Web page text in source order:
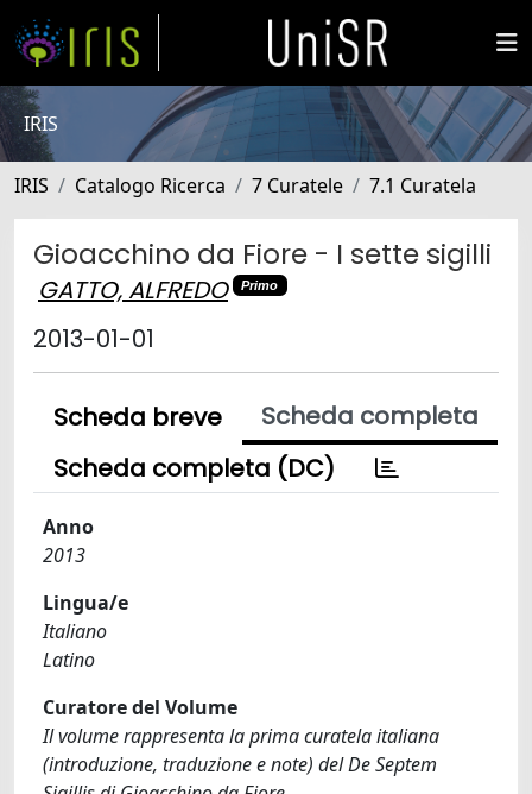
IRIS
IRIS Catalogo Ricerca 7 Curatele 7.1 Curatela
Gioacchino da Fiore - I sette sigilli
GATTO, ALFREDO Primo
2013-01-01
Scheda breve
Scheda completa
Scheda completa (DC)
Anno
2013
Lingua/e
Italiano
Latino
Curatore del Volume
Il volume rappresenta la prima curatela italiana
(introduzione, traduzione e note) del De Septem